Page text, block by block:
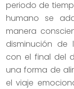
periodo de
humano se
manera
disminución de
con el final del
una forma de
el viaje